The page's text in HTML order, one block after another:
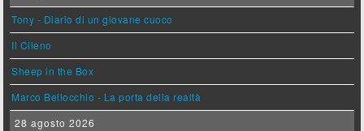
Tony - Diario di un giovane cuoco
Il Cileno
Sheep in the Box
Marco Bellocchio - La porta della realtà
28 agosto 2026